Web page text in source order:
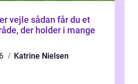
får du et
der holder i mange
Katrine Nielsen